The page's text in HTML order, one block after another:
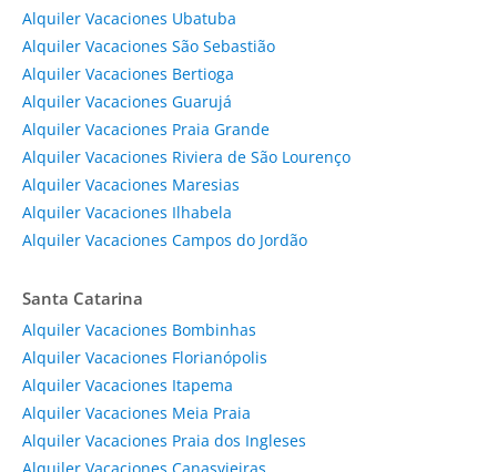
Alquiler Vacaciones Ubatuba
Alquiler Vacaciones São Sebastião
Alquiler Vacaciones Bertioga
Alquiler Vacaciones Guarujá
Alquiler Vacaciones Praia Grande
Alquiler Vacaciones Riviera de São Lourenço
Alquiler Vacaciones Maresias
Alquiler Vacaciones Ilhabela
Alquiler Vacaciones Campos do Jordão
Santa Catarina
Alquiler Vacaciones Bombinhas
Alquiler Vacaciones Florianópolis
Alquiler Vacaciones Itapema
Alquiler Vacaciones Meia Praia
Alquiler Vacaciones Praia dos Ingleses